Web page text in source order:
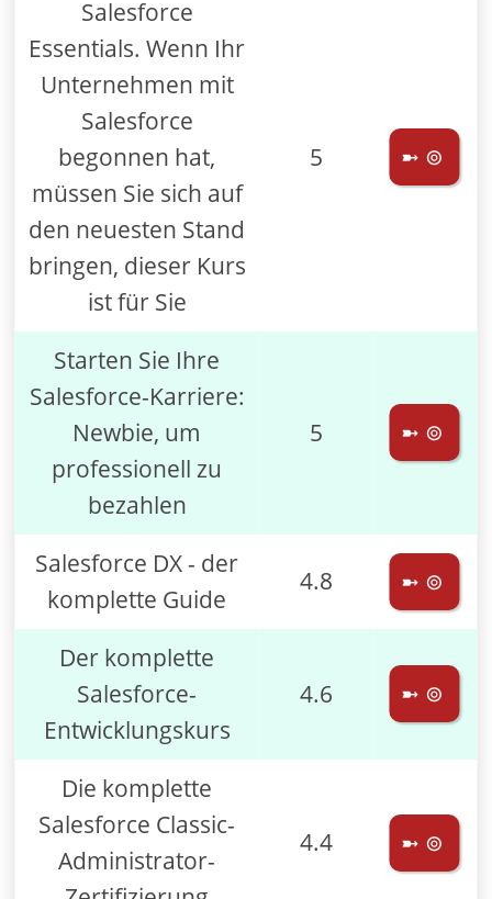
Salesforce
Essentials. Wenn Ihr
Unternehmen mit
Salesforce
begonnen hat,
müssen Sie sich auf
den neuesten Stand
bringen, dieser Kurs
ist für Sie
5 ➼ ⊚
Starten Sie Ihre
Salesforce-Karriere:
Newbie, um
professionell zu
bezahlen
5 ➼ ⊚
Salesforce DX - der
komplette Guide
4.8 ➼ ⊚
Der komplette
Salesforce-
Entwicklungskurs
4.6 ➼ ⊚
Die komplette
Salesforce Classic-
Administrator-
4.4 ➼ ⊚